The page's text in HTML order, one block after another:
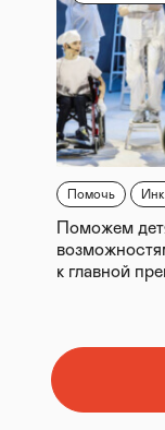
Помочь
Поможем
к главной